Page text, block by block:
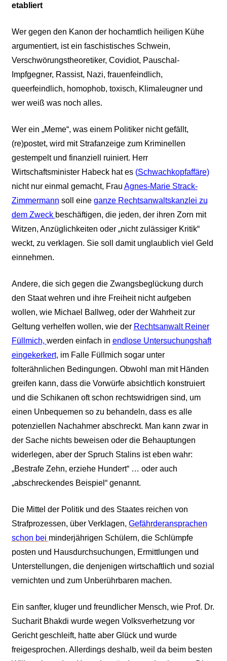
etabliert
Wer gegen den Kanon der hochamtlich heiligen Kühe
argumentiert, ist ein faschistisches Schwein,
Verschwörungstheoretiker, Covidiot, Pauschal-
Impfgegner, Rassist, Nazi, frauenfeindlich,
queerfeindlich, homophob, toxisch, Klimaleugner und
wer weiß was noch alles.
Wer ein „Meme“, was einem Politiker nicht gefällt,
(re)postet, wird mit Strafanzeige zum Kriminellen
gestempelt und finanziell ruiniert. Herr
Wirtschaftsminister Habeck hat es (Schwachkopfaffäre)
nicht nur einmal gemacht, Frau Agnes-Marie Strack-
Zimmermann soll eine ganze Rechtsanwaltskanzlei zu
dem Zweck beschäftigen, die jeden, der ihren Zorn mit
Witzen, Anzüglichkeiten oder „nicht zulässiger Kritik“
weckt, zu verklagen. Sie soll damit unglaublich viel Geld
einnehmen.
Andere, die sich gegen die Zwangsbeglückung durch
den Staat wehren und ihre Freiheit nicht aufgeben
wollen, wie Michael Ballweg, oder der Wahrheit zur
Geltung verhelfen wollen, wie der Rechtsanwalt Reiner
Füllmich, werden einfach in endlose Untersuchungshaft
eingekerkert, im Falle Füllmich sogar unter
folterähnlichen Bedingungen. Obwohl man mit Händen
greifen kann, dass die Vorwürfe absichtlich konstruiert
und die Schikanen oft schon rechtswidrigen sind, um
einen Unbequemen so zu behandeln, dass es alle
potenziellen Nachahmer abschreckt. Man kann zwar in
der Sache nichts beweisen oder die Behauptungen
widerlegen, aber der Spruch Stalins ist eben wahr:
„Bestrafe Zehn, erziehe Hundert“ … oder auch
„abschreckendes Beispiel“ genannt.
Die Mittel der Politik und des Staates reichen von
Strafprozessen, über Verklagen, Gefährderansprachen
schon bei minderjährigen Schülern, die Schlümpfe
posten und Hausdurchsuchungen, Ermittlungen und
Unterstellungen, die denjenigen wirtschaftlich und sozial
vernichten und zum Unberührbaren machen.
Ein sanfter, kluger und freundlicher Mensch, wie Prof. Dr.
Sucharit Bhakdi wurde wegen Volksverhetzung vor
Gericht geschleift, hatte aber Glück und wurde
freigesprochen. Allerdings deshalb, weil da beim besten